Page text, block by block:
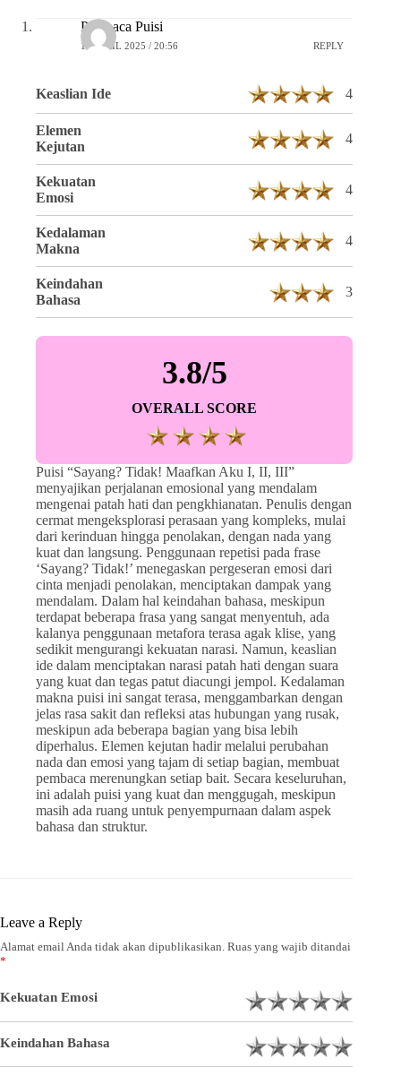
Pembaca Puisi
16 APRIL 2025 / 20:56 REPLY
Keaslian Ide 4
Elemen
Kejutan
4
Kekuatan
Emosi
4
Kedalaman
Makna
4
Keindahan
Bahasa
3
3.8/5
OVERALL SCORE
Puisi “Sayang? Tidak! Maafkan Aku I, II, III”
menyajikan perjalanan emosional yang mendalam
mengenai patah hati dan pengkhianatan. Penulis dengan
cermat mengeksplorasi perasaan yang kompleks, mulai
dari kerinduan hingga penolakan, dengan nada yang
kuat dan langsung. Penggunaan repetisi pada frase
‘Sayang? Tidak!’ menegaskan pergeseran emosi dari
cinta menjadi penolakan, menciptakan dampak yang
mendalam. Dalam hal keindahan bahasa, meskipun
terdapat beberapa frasa yang sangat menyentuh, ada
kalanya penggunaan metafora terasa agak klise, yang
sedikit mengurangi kekuatan narasi. Namun, keaslian
ide dalam menciptakan narasi patah hati dengan suara
yang kuat dan tegas patut diacungi jempol. Kedalaman
makna puisi ini sangat terasa, menggambarkan dengan
jelas rasa sakit dan refleksi atas hubungan yang rusak,
meskipun ada beberapa bagian yang bisa lebih
diperhalus. Elemen kejutan hadir melalui perubahan
nada dan emosi yang tajam di setiap bagian, membuat
pembaca merenungkan setiap bait. Secara keseluruhan,
ini adalah puisi yang kuat dan menggugah, meskipun
masih ada ruang untuk penyempurnaan dalam aspek
bahasa dan struktur.
Leave a Reply
Alamat email Anda tidak akan dipublikasikan. Ruas yang wajib ditandai
*
Kekuatan Emosi
Keindahan Bahasa